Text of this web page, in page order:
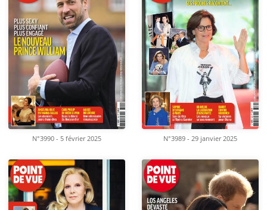
N°3990 - 5 février 2025 N°3989 - 29 janvier 2025